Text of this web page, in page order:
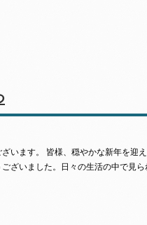
います。 皆様、穏やかな新年を迎
ざいました。日々の生活の中で見